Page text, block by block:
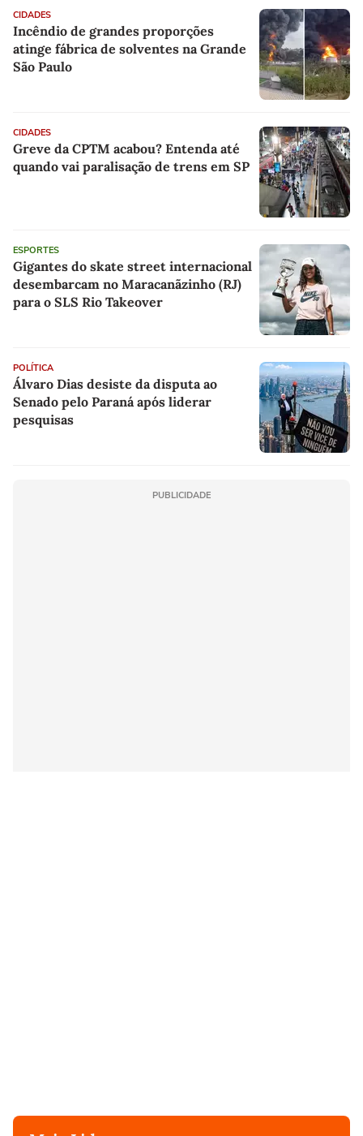
CIDADES
Incêndio de grandes proporções
atinge fábrica de solventes na Grande
São Paulo
CIDADES
Greve da CPTM acabou? Entenda até
quando vai paralisação de trens em SP
ESPORTES
Gigantes do skate street internacional
desembarcam no Maracanãzinho (RJ)
para o SLS Rio Takeover
POLÍTICA
Álvaro Dias desiste da disputa ao
Senado pelo Paraná após liderar
pesquisas
PUBLICIDADE